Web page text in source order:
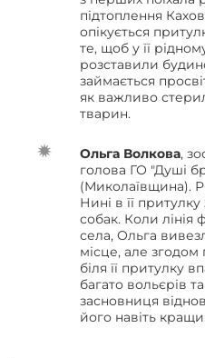
підтоплення
опікується
те, щоб у її
розставили
займається
як важливо
тварин.
Ольга Волкова,
голова ГО "Душі
(Миколаївщина).
Нині в її
собак. Коли лінія
села, Ольга
місце, але згодом
біля її притулку
багато вольєрів
засновниця
його навіть